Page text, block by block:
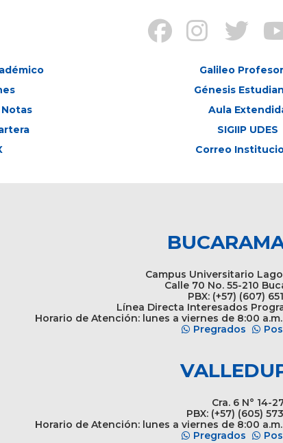
Galileo
Génesis
Aula
SIGIIP UDES
Correo
Campus Universitario
Calle 70 No. 55-210
PBX: (+57) (607)
Línea Directa Interesados
Horario de Atención: lunes a viernes de 8:00
Pregrados
Cra. 6 N° 14-
PBX: (+57) (605)
Horario de Atención: lunes a viernes de 8:00
Pregrados